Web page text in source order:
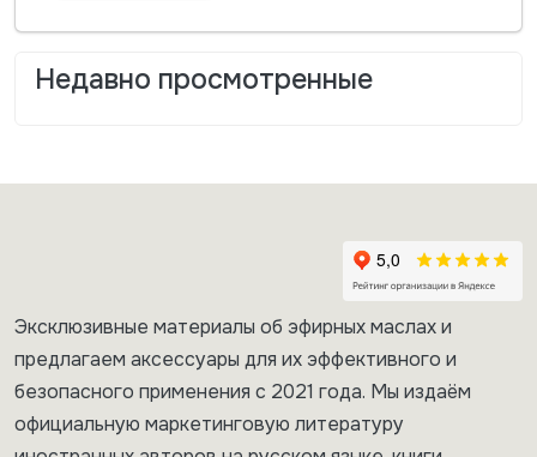
Недавно просмотренные
Эксклюзивные материалы об эфирных маслах и
предлагаем аксессуары для их эффективного и
безопасного применения с 2021 года. Мы издаём
официальную маркетинговую литературу